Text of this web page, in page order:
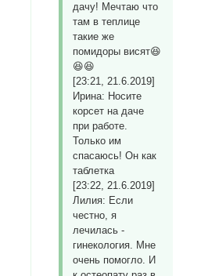
дачу! Мечтаю что
там в теплице
такие же
помидоры висят😆
😆😆
[23:21, 21.6.2019]
Ирина: Носите
корсет на даче
при работе.
Только им
спасаюсь! Он как
таблетка
[23:22, 21.6.2019]
Лилия: Если
честно, я
лечилась -
гинекология. Мне
очень помогло. И